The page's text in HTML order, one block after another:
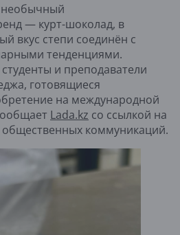
необычный
— курт-шоколад, в
вкус степи соединён с
тенденциями.
и преподаватели
готовящиеся
на международной
Lada.kz со ссылкой на
коммуникаций.